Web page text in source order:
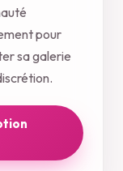
pour
sa galerie